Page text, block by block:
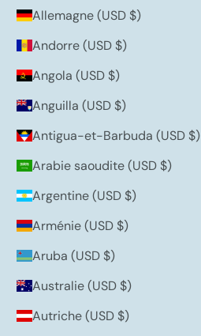
Allemagne (USD $)
Andorre (USD $)
Angola (USD $)
Anguilla (USD $)
Antigua-et-Barbuda (USD $)
Arabie saoudite (USD $)
Argentine (USD $)
Arménie (USD $)
Aruba (USD $)
Australie (USD $)
Autriche (USD $)